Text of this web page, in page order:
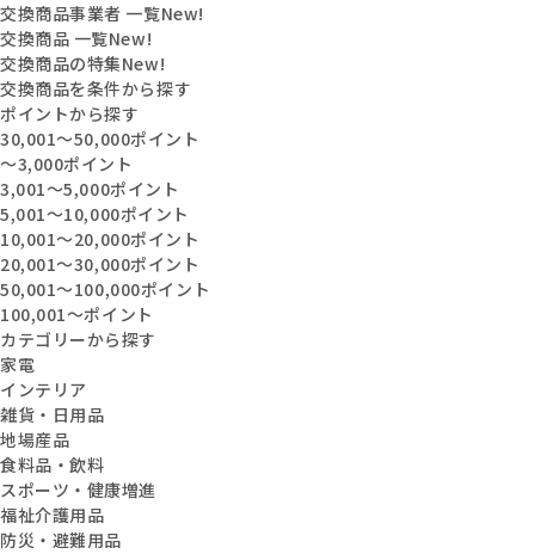
交換商品事業者 一覧New!
交換商品 一覧New!
交換商品の特集New!
交換商品を条件から探す
ポイントから探す
30,001〜50,000ポイント
〜3,000ポイント
3,001〜5,000ポイント
5,001〜10,000ポイント
10,001〜20,000ポイント
20,001〜30,000ポイント
50,001〜100,000ポイント
100,001〜ポイント
カテゴリーから探す
家電
インテリア
雑貨・日用品
地場産品
食料品・飲料
スポーツ・健康増進
福祉介護用品
防災・避難用品